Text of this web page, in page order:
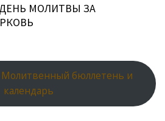
МОЛИТВЫ ЗА
Молитвенный бюллетень и
календарь